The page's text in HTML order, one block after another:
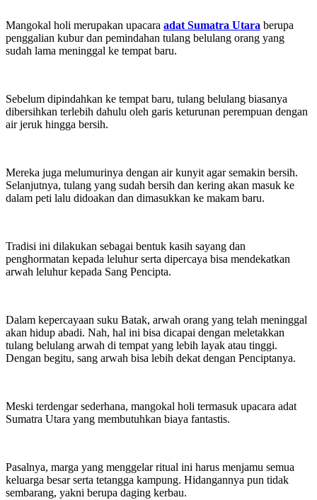
Mangokal holi merupakan upacara adat Sumatra Utara berupa
penggalian kubur dan pemindahan tulang belulang orang yang
sudah lama meninggal ke tempat baru.
Sebelum dipindahkan ke tempat baru, tulang belulang biasanya
dibersihkan terlebih dahulu oleh garis keturunan perempuan dengan
air jeruk hingga bersih.
Mereka juga melumurinya dengan air kunyit agar semakin bersih.
Selanjutnya, tulang yang sudah bersih dan kering akan masuk ke
dalam peti lalu didoakan dan dimasukkan ke makam baru.
Tradisi ini dilakukan sebagai bentuk kasih sayang dan
penghormatan kepada leluhur serta dipercaya bisa mendekatkan
arwah leluhur kepada Sang Pencipta.
Dalam kepercayaan suku Batak, arwah orang yang telah meninggal
akan hidup abadi. Nah, hal ini bisa dicapai dengan meletakkan
tulang belulang arwah di tempat yang lebih layak atau tinggi.
Dengan begitu, sang arwah bisa lebih dekat dengan Penciptanya.
Meski terdengar sederhana, mangokal holi termasuk upacara adat
Sumatra Utara yang membutuhkan biaya fantastis.
Pasalnya, marga yang menggelar ritual ini harus menjamu semua
keluarga besar serta tetangga kampung. Hidangannya pun tidak
sembarang, yakni berupa daging kerbau.